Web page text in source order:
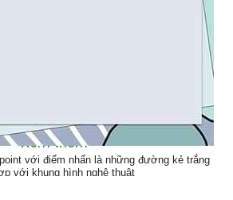
với điểm nhấn là những đường kẻ trắng
với khung hình nghệ thuật
<< Xem thêm >>